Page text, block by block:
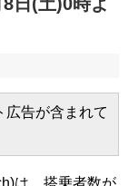
告が含まれて
は、搭乗者数が